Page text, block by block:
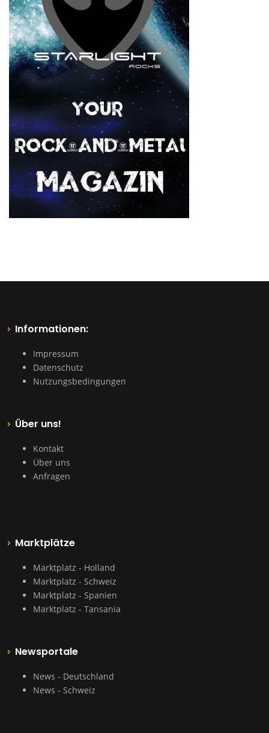
Informationen:
Impressum
Datenschutz
Nutzungsbedingungen
Über uns!
Kontakt
Über uns
Anfragen
Marktplätze
Marktplatz - Holland
Marktplatz - Schweiz
Marktplatz - Spanien
Marktplatz - Tansania
Newsportale
News - Deutschland
News - Schweiz